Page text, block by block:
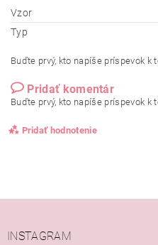
Vzor
Typ
Buďte prvý, kto napíše príspevok k
Pridať komentár
Buďte prvý, kto napíše príspevok k
Pridať hodnotenie
INSTAGRAM